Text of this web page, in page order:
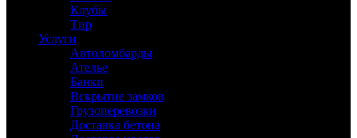
Клубы
Тир
Услуги
Автоломбарды
Ателье
Банки
Вскрытие замков
Грузоперевозки
Доставка бетона